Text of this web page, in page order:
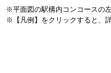
※平面図の駅構内コンコースの
※【凡例】をクリックすると、